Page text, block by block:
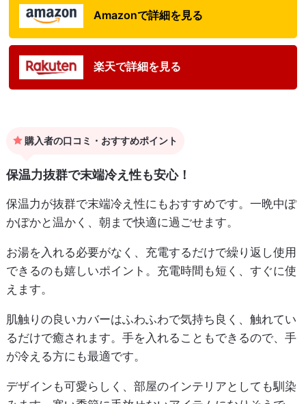
Amazonで詳細を見る
楽天で詳細を見る
購入者の口コミ・おすすめポイント
保温力抜群で末端冷え性も安心！
保温力が抜群で末端冷え性にもおすすめです。一晩中ぽ
かぽかと温かく、朝まで快適に過ごせます。
お湯を入れる必要がなく、充電するだけで繰り返し使用
できるのも嬉しいポイント。充電時間も短く、すぐに使
えます。
肌触りの良いカバーはふわふわで気持ち良く、触れてい
るだけで癒されます。手を入れることもできるので、手
が冷える方にも最適です。
デザインも可愛らしく、部屋のインテリアとしても馴染